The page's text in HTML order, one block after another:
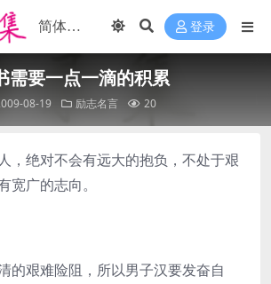
登录
需要一点一滴的积累
08-19 励志名言 20
，绝对不会有远大的抱负，不处于艰
宽广的志向。
的艰难险阻，所以男子汉要发奋自